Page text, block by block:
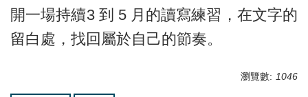
開一場持續3 到 5 月的讀寫練習，在文字的
留白處，找回屬於自己的節奏。
瀏覽數: 1046